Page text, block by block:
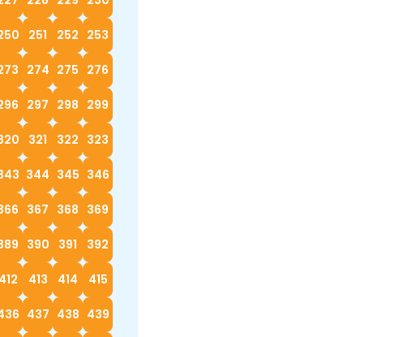
251 252 253
274 275 276
297 298 299
321 322 323
344 345 346
367 368 369
390 391 392
412 413 414 415
437 438 439